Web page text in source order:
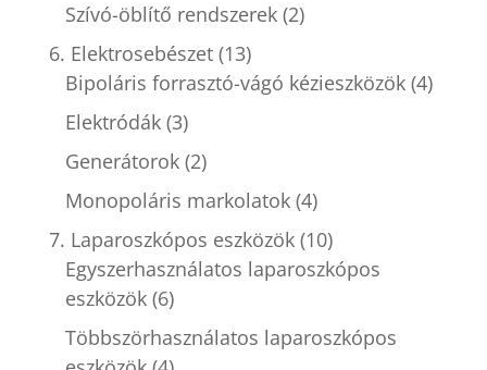
Szívó-öblítő rendszerek (2)
6. Elektrosebészet (13)
Bipoláris forrasztó-vágó kézieszközök (4)
Elektródák (3)
Generátorok (2)
Monopoláris markolatok (4)
7. Laparoszkópos eszközök (10)
Egyszerhasználatos laparoszkópos
eszközök (6)
Többszörhasználatos laparoszkópos